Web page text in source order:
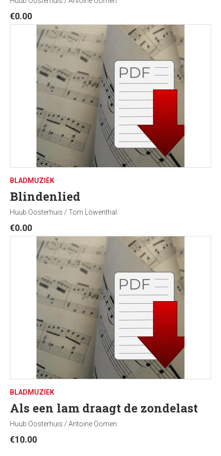
€0.00
BLADMUZIEK
Blindenlied
Huub Oosterhuis / Tom Löwenthal
€0.00
BLADMUZIEK
Als een lam draagt de zondelast
Huub Oosterhuis / Antoine Oomen
€10.00